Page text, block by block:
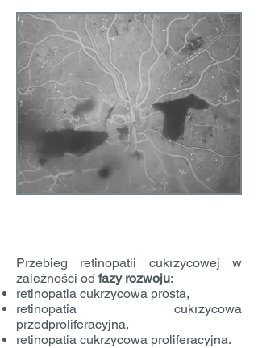
Przebieg retinopatii cukrzycowej w
zależności od fazy rozwoju:
retinopatia cukrzycowa prosta,
retinopatia cukrzycowa
przedproliferacyjna,
retinopatia cukrzycowa proliferacyjna.